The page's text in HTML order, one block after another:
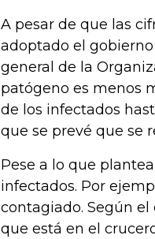
A pesar de que las
adoptado el
general de la
patógeno es menos
de los infectados
que se prevé que se
Pese a lo que
infectados. Por
contagiado. Según
que está en el